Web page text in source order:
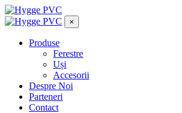
×
Produse
Ferestre
Uși
Accesorii
Despre Noi
Parteneri
Contact